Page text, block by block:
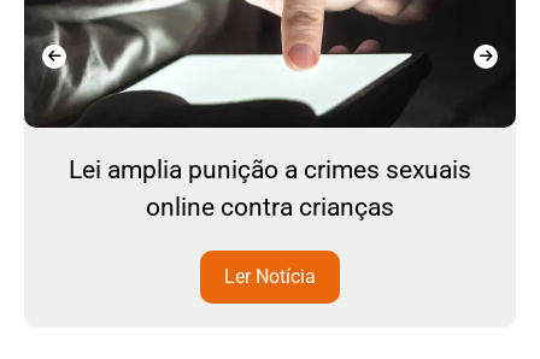
Lei amplia punição a crimes sexuais
online contra crianças
Ler Notícia